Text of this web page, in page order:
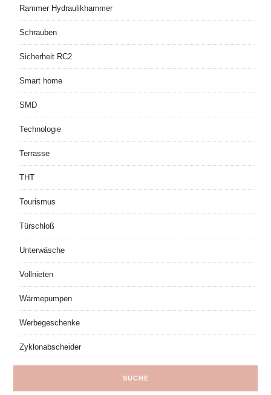
Rammer Hydraulikhammer
Schrauben
Sicherheit RC2
Smart home
SMD
Technologie
Terrasse
THT
Tourismus
Türschloß
Unterwäsche
Vollnieten
Wärmepumpen
Werbegeschenke
Zyklonabscheider
SUCHE